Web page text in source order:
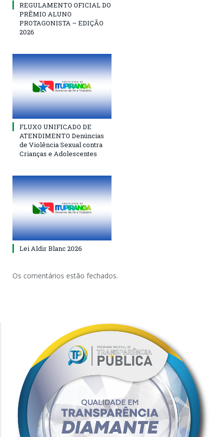
REGULAMENTO OFICIAL DO
PRÊMIO ALUNO
PROTAGONISTA – EDIÇÃO
2026
FLUXO UNIFICADO DE
ATENDIMENTO Denúncias
de Violência Sexual contra
Crianças e Adolescentes
Lei Aldir Blanc 2026
Os comentários estão fechados.